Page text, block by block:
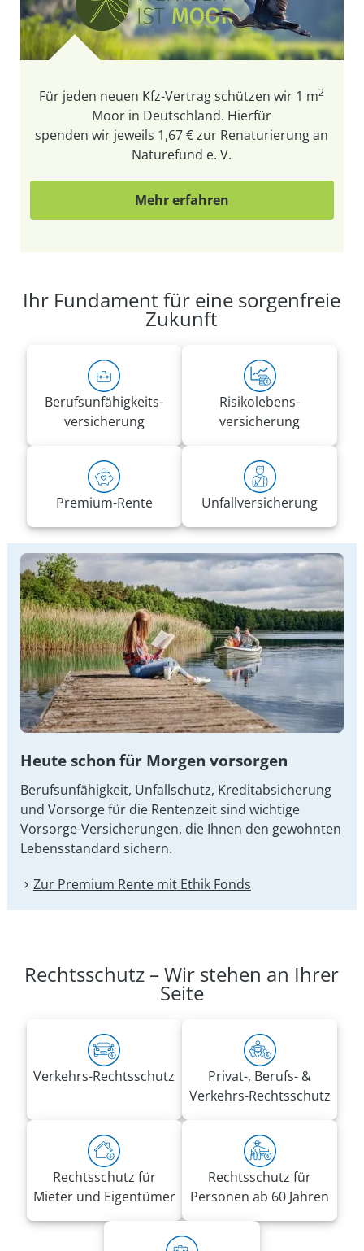
Für jeden neuen Kfz-Vertrag schützen wir 1 m2
Moor in Deutschland. Hierfür
spenden wir jeweils 1,67 € zur Renaturierung an
Naturefund e. V.
Mehr erfahren
Ihr Fundament für eine sorgenfreie
Zukunft
Berufs­unfähigkeits­
versicherung
Risiko­lebens­
versicherung
Premium-Rente Unfall­versicherung
Heute schon für Morgen vorsorgen
Berufsunfähigkeit, Unfallschutz, Kreditabsicherung
und Vorsorge für die Rentenzeit sind wichtige
Vorsorge-Versicherungen, die Ihnen den gewohnten
Lebensstandard sichern.
Zur Premium Rente mit Ethik Fonds
Rechtsschutz – Wir stehen an Ihrer
Seite
Verkehrs-Rechtsschutz
Privat-, Berufs- &
Verkehrs-Rechtsschutz
Rechtsschutz für
Mieter und Eigentümer
Rechtsschutz für
Personen ab 60 Jahren